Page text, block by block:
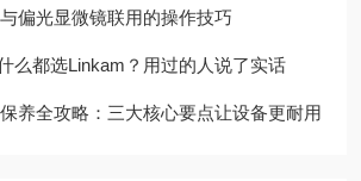
偏光显微镜联用的操作技巧
么都选Linkam？用过的人说了实话
养全攻略：三大核心要点让设备更耐用